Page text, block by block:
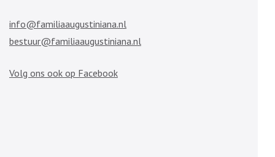
info@familiaaugustiniana.nl
bestuur@familiaaugustiniana.nl
Volg ons ook op Facebook